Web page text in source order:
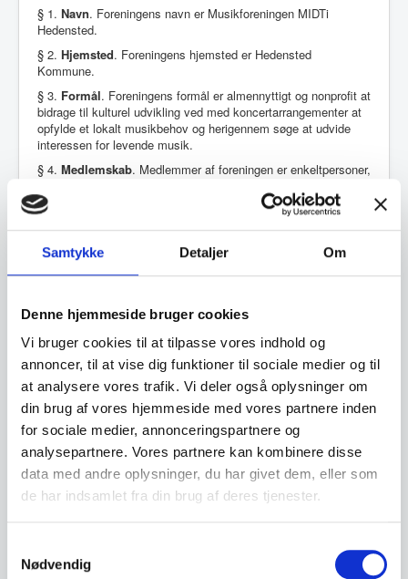
Samtykke Detaljer Om
Denne hjemmeside bruger cookies
Vi bruger cookies til at tilpasse vores indhold og
annoncer, til at vise dig funktioner til sociale medier og til
at analysere vores trafik. Vi deler også oplysninger om
din brug af vores hjemmeside med vores partnere inden
for sociale medier, annonceringspartnere og
analysepartnere. Vores partnere kan kombinere disse
data med andre oplysninger, du har givet dem, eller som
de har indsamlet fra din brug af deres tjenester.
Nødvendig
§ 1. Navn. Foreningens navn er Musikforeningen MIDTi
Hedensted.
§ 2. Hjemsted. Foreningens hjemsted er Hedensted
Kommune.
§ 3. Formål. Foreningens formål er almennyttigt og nonprofit at
bidrage til kulturel udvikling ved med koncertarrangementer at
opfylde et lokalt musikbehov og herigennem søge at udvide
interessen for levende musik.
§ 4. Medlemskab. Medlemmer af foreningen er enkeltpersoner,
kontingent.
Medlemsåret er regnskabsåret (se § 9).
I foreningen diskrimineres ikke på baggrund af alder, religion,
køn eller seksuel orientering. Medlemskab er ingen betingelse
Bestyrelsen kan ekskludere et medlem, der arbejder imod
foreningen. Det ekskluderede medlem kan skriftligt forlange, at
eksklusionen bliver prøvet på førstkommende
generalforsamling.
§ 5.Generalforsamling. Generalforsamlingen er foreningens
øverste myndighed.
Den årlige generalforsamling, der indkaldes med mindst 14
dages varsel via mail til medlemmerne, afholdes inden
udgangen af oktober måned.
Indkaldelsen skal indeholde en dagsorden med mindst
følgende punkter:
Budget for det kommende år